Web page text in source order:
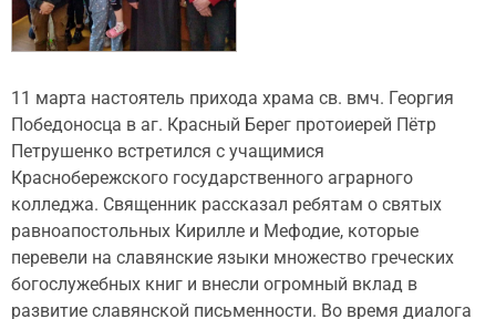
11 марта настоятель прихода храма св. вмч. Георгия
Победоносца в аг. Красный Берег протоиерей Пётр
Петрушенко встретился с учащимися
Краснобережского государственного аграрного
колледжа. Священник рассказал ребятам о святых
равноапостольных Кирилле и Мефодие, которые
перевели на славянские языки множество греческих
богослужебных книг и внесли огромный вклад в
развитие славянской письменности. Во время диалога